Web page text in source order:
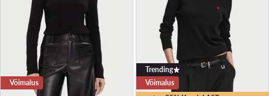
Võimalus
Trending
Võimalus